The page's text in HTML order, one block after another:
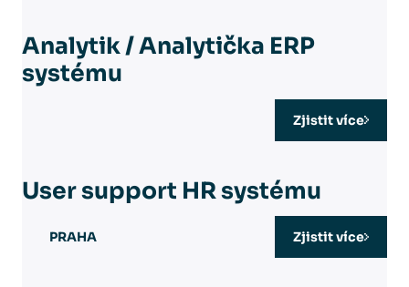
Analytik / Analytička ERP
systému
Zjistit více
User support HR systému
PRAHA Zjistit více